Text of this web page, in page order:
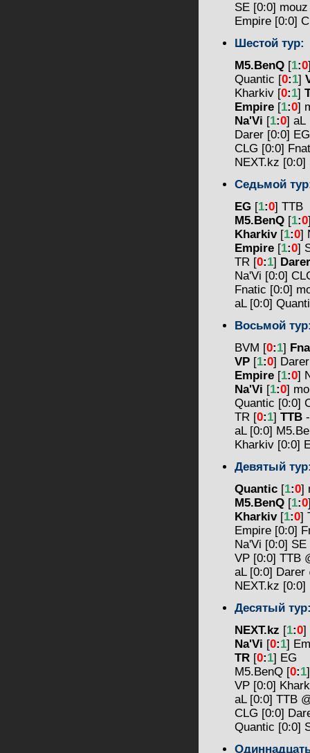
SE [0:0]
Empire [0:0]
Шестой тур:
M5.BenQ [1:0
Quantic [0:1]
Kharkiv [0:1]
Empire [1:0]
Na'Vi [1:0] aL
Darer [0:0]
CLG [0:0]
NEXT.kz
Седьмой
EG [1:0] TTB
M5.BenQ [1:0
Kharkiv[1:0]
Empire [1:0]
TR [0:1] Darer
Na'Vi [0:0]
Fnatic [0:0]
aL [0:0]
Восьмой
BVM [0:1]
VP [1:0] Darer
Empire [1:0]
Na'Vi [1:0]
Quantic [0:0]
TR [0:1] TTB
aL [0:0]
Kharkiv [0:0]
Девятый
Quantic [1:0]
M5.BenQ [1:0
Kharkiv[1:0]
Empire [0:0]
Na'Vi [0:0]
VP [0:0] TTB
aL [0:0]
NEXT.kz
Десятый
NEXT.kz [1:0]
Na'Vi [0:1]
TR [0:1] EG
M5.BenQ [0:1
VP [0:0]
aL [0:0] TTB
CLG [0:0]
Quantic [0:0]